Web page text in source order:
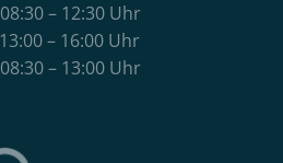
– 12:30 Uhr
– 16:00 Uhr
– 13:00 Uhr